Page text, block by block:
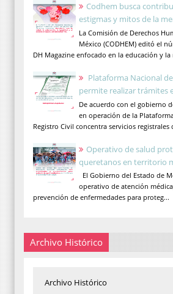
Codhem busca
estigmas y mitos de la
La Comisión de Derechos
México (CODHEM) editó el
DH Magazine enfocado en la educación y la
Plataforma Nacional
permite realizar trámites
De acuerdo con el gobierno
en operación de la
Registro Civil concentra servicios registrales
Operativo de salud
queretanos en territorio
El Gobierno del Estado de
operativo de atención
prevención de enfermedades para proteg...
Archivo Histórico